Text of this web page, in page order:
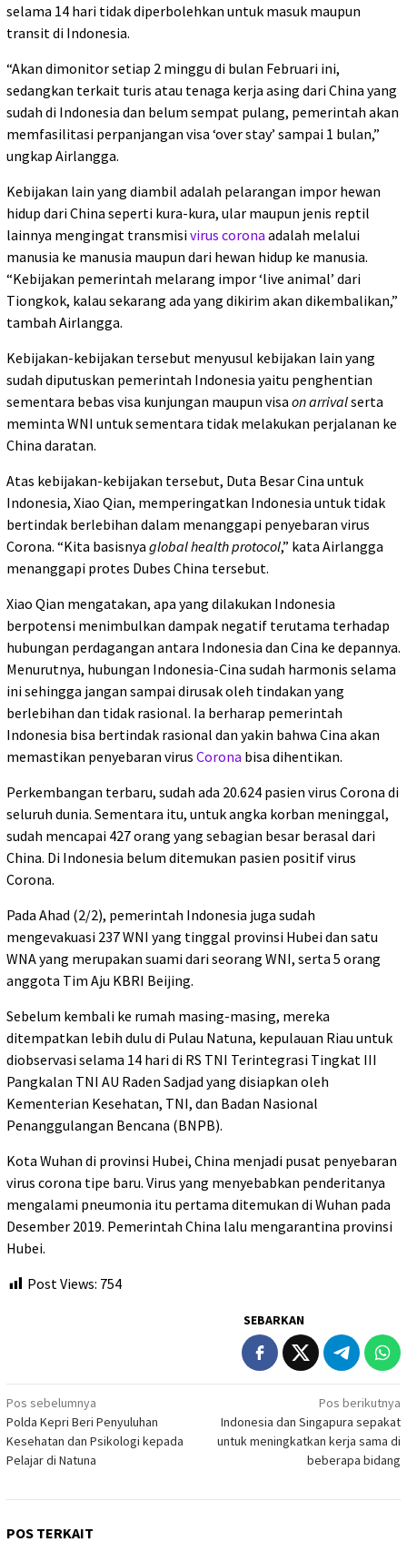
selama 14 hari tidak diperbolehkan untuk masuk maupun
transit di Indonesia.
“Akan dimonitor setiap 2 minggu di bulan Februari ini,
sedangkan terkait turis atau tenaga kerja asing dari China yang
sudah di Indonesia dan belum sempat pulang, pemerintah akan
memfasilitasi perpanjangan visa ‘over stay’ sampai 1 bulan,”
ungkap Airlangga.
Kebijakan lain yang diambil adalah pelarangan impor hewan
hidup dari China seperti kura-kura, ular maupun jenis reptil
lainnya mengingat transmisivirus corona adalah melalui
manusia ke manusia maupun dari hewan hidup ke manusia.
“Kebijakan pemerintah melarang impor ‘live animal’ dari
Tiongkok, kalau sekarang ada yang dikirim akan dikembalikan,”
tambah Airlangga.
Kebijakan-kebijakan tersebut menyusul kebijakan lain yang
sudah diputuskan pemerintah Indonesia yaitu penghentian
sementara bebas visa kunjungan maupun visa on arrivalserta
meminta WNI untuk sementara tidak melakukan perjalanan ke
China daratan.
Atas kebijakan-kebijakan tersebut, Duta Besar Cina untuk
Indonesia, Xiao Qian, memperingatkan Indonesia untuk tidak
bertindak berlebihan dalam menanggapi penyebaran virus
Corona. “Kita basisnya global health protocol,” kata Airlangga
menanggapi protes Dubes China tersebut.
Xiao Qian mengatakan, apa yang dilakukan Indonesia
berpotensi menimbulkan dampak negatif terutama terhadap
hubungan perdagangan antara Indonesia dan Cina ke depannya.
Menurutnya, hubungan Indonesia-Cina sudah harmonis selama
ini sehingga jangan sampai dirusak oleh tindakan yang
berlebihan dan tidak rasional. Ia berharap pemerintah
Indonesia bisa bertindak rasional dan yakin bahwa Cina akan
memastikan penyebaran virus Corona bisa dihentikan.
Perkembangan terbaru, sudah ada 20.624 pasien virus Corona di
seluruh dunia. Sementara itu, untuk angka korban meninggal,
sudah mencapai 427 orang yang sebagian besar berasal dari
China. Di Indonesia belum ditemukan pasien positif virus
Corona.
Pada Ahad (2/2), pemerintah Indonesia juga sudah
mengevakuasi 237 WNI yang tinggal provinsi Hubei dan satu
WNA yang merupakan suami dari seorang WNI, serta 5 orang
anggota Tim Aju KBRI Beijing.
Sebelum kembali ke rumah masing-masing, mereka
ditempatkan lebih dulu di Pulau Natuna, kepulauan Riau untuk
diobservasi selama 14 hari di RS TNI Terintegrasi Tingkat III
Pangkalan TNI AU Raden Sadjad yang disiapkan oleh
Kementerian Kesehatan, TNI, dan Badan Nasional
Penanggulangan Bencana (BNPB).
Kota Wuhan di provinsi Hubei, China menjadi pusat penyebaran
virus corona tipe baru. Virus yang menyebabkan penderitanya
mengalami pneumonia itu pertama ditemukan di Wuhan pada
Desember 2019. Pemerintah China lalu mengarantina provinsi
Hubei.
Post Views: 754
SEBARKAN
Navigasi
pos
Pos sebelumnya
Polda Kepri Beri Penyuluhan
Kesehatan dan Psikologi kepada
Pelajar di Natuna
Pos berikutnya
Indonesia dan Singapura sepakat
untuk meningkatkan kerja sama di
beberapa bidang
POS TERKAIT